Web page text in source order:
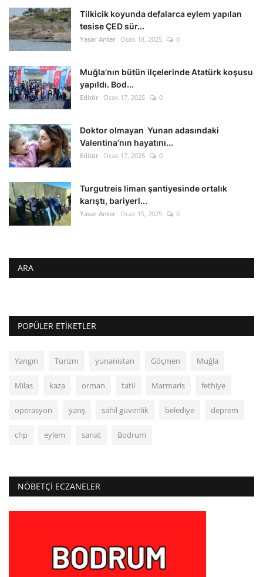
Tilkicik koyunda defalarca eylem yapılan
tesise ÇED sür...
Yasar Anter Ocak 18, 2025 0
Muğla’nın bütün ilçelerinde Atatürk koşusu
yapıldı. Bod...
Editör Ocak 17, 2025 0
Doktor olmayan Yunan adasındaki
Valentina’nın hayatını...
Editör Ocak 17, 2025 0
Turgutreis liman şantiyesinde ortalık
karıştı, bariyerl...
Yasar Anter Ocak 15, 2025 0
ARA
POPÜLER ETIKETLER
Yangın Turizm yunanistan Göçmen Muğla
Milas kaza orman tatil Marmaris fethiye
operasyon yarış sahil güvenlik belediye deprem
chp eylem sanat Bodrum
NÖBETÇI ECZANELER